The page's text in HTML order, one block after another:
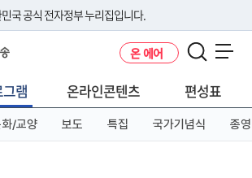
국 공식 전자정부 누리집입니다.
인하기
등 다른 도메인 주소를 사용하고 있다면 아래 URL에
인해 보세요
온 에어
램 온라인콘텐츠 편성표
/교양 보도 특집 국가기념식 종영